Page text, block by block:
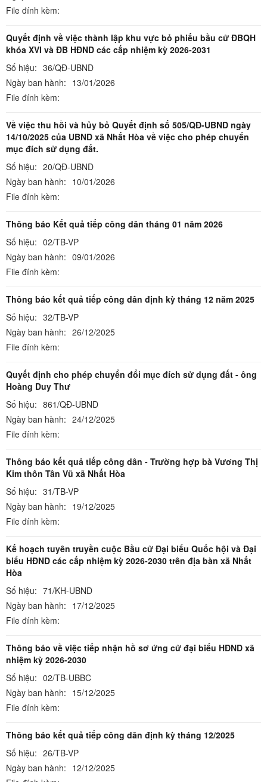
File đính kèm:
Quyết định về việc thành lập khu vực bỏ phiếu bầu cử ĐBQH
khóa XVI và ĐB HĐND các cấp nhiệm kỳ 2026-2031
Số hiệu: 36/QĐ-UBND
Ngày ban hành: 13/01/2026
File đính kèm:
Về việc thu hồi và hủy bỏ Quyết định số 505/QĐ-UBND ngày
14/10/2025 của UBND xã Nhất Hòa về việc cho phép chuyển
mục đích sử dụng đất.
Số hiệu: 20/QĐ-UBND
Ngày ban hành: 10/01/2026
File đính kèm:
Thông báo Kết quả tiếp công dân tháng 01 năm 2026
Số hiệu: 02/TB-VP
Ngày ban hành: 09/01/2026
File đính kèm:
Thông báo kết quả tiếp công dân định kỳ tháng 12 năm 2025
Số hiệu: 32/TB-VP
Ngày ban hành: 26/12/2025
File đính kèm:
Quyết định cho phép chuyển đổi mục đích sử dụng đất - ông
Hoàng Duy Thư
Số hiệu: 861/QĐ-UBND
Ngày ban hành: 24/12/2025
File đính kèm:
Thông báo kết quả tiếp công dân - Trường hợp bà Vương Thị
Kim thôn Tân Vũ xã Nhất Hòa
Số hiệu: 31/TB-VP
Ngày ban hành: 19/12/2025
File đính kèm:
Kế hoạch tuyên truyền cuộc Bầu cử Đại biểu Quốc hội và Đại
biểu HĐND các cấp nhiệm kỳ 2026-2030 trên địa bàn xã Nhất
Hòa
Số hiệu: 71/KH-UBND
Ngày ban hành: 17/12/2025
File đính kèm:
Thông báo về việc tiếp nhận hồ sơ ứng cử đại biểu HĐND xã
nhiệm kỳ 2026-2030
Số hiệu: 02/TB-UBBC
Ngày ban hành: 15/12/2025
File đính kèm:
Thông báo kết quả tiếp công dân định kỳ tháng 12/2025
Số hiệu: 26/TB-VP
Ngày ban hành: 12/12/2025